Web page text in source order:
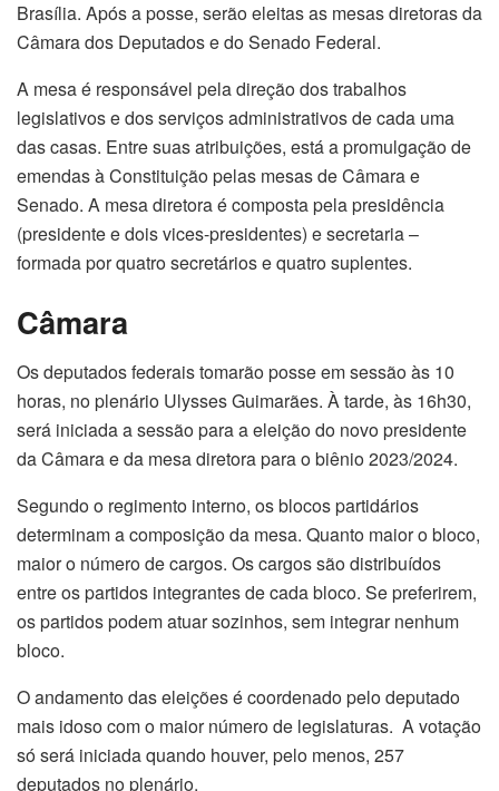
Brasília. Após a posse, serão eleitas as mesas diretoras da
Câmara dos Deputados e do Senado Federal.
A mesa é responsável pela direção dos trabalhos
legislativos e dos serviços administrativos de cada uma
das casas. Entre suas atribuições, está a promulgação de
emendas à Constituição pelas mesas de Câmara e
Senado. A mesa diretora é composta pela presidência
(presidente e dois vices-presidentes) e secretaria –
formada por quatro secretários e quatro suplentes.
Câmara
Os deputados federais tomarão posse em sessão às 10
horas, no plenário Ulysses Guimarães. À tarde, às 16h30,
será iniciada a sessão para a eleição do novo presidente
da Câmara e da mesa diretora para o biênio 2023/2024.
Segundo o regimento interno, os blocos partidários
determinam a composição da mesa. Quanto maior o bloco,
maior o número de cargos. Os cargos são distribuídos
entre os partidos integrantes de cada bloco. Se preferirem,
os partidos podem atuar sozinhos, sem integrar nenhum
bloco.
O andamento das eleições é coordenado pelo deputado
mais idoso com o maior número de legislaturas. A votação
só será iniciada quando houver, pelo menos, 257
deputados no plenário.